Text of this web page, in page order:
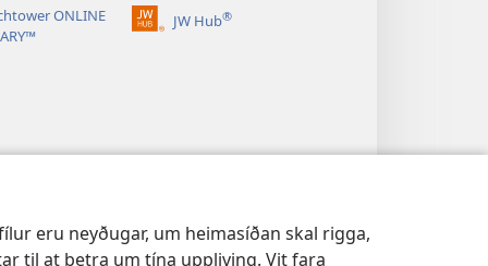
eru neyðugar, um heimasíðan skal rigga,
til at betra um tína uppliving. Vit fara
ONLINE
JW Hub®
(opens